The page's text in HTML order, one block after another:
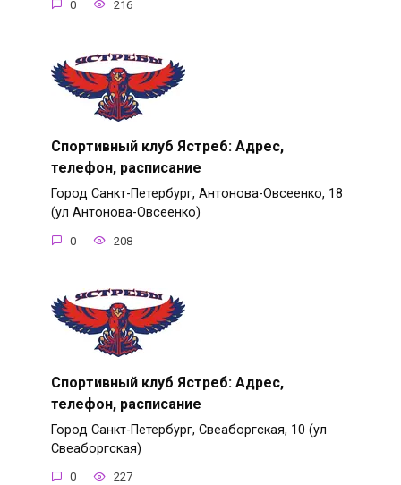
0 216
Спортивный клуб Ястреб: Адрес,
телефон, расписание
Город Санкт-Петербург, Антонова-Овсеенко, 18
(ул Антонова-Овсеенко)
0 208
Спортивный клуб Ястреб: Адрес,
телефон, расписание
Город Санкт-Петербург, Свеаборгская, 10 (ул
Свеаборгская)
0 227